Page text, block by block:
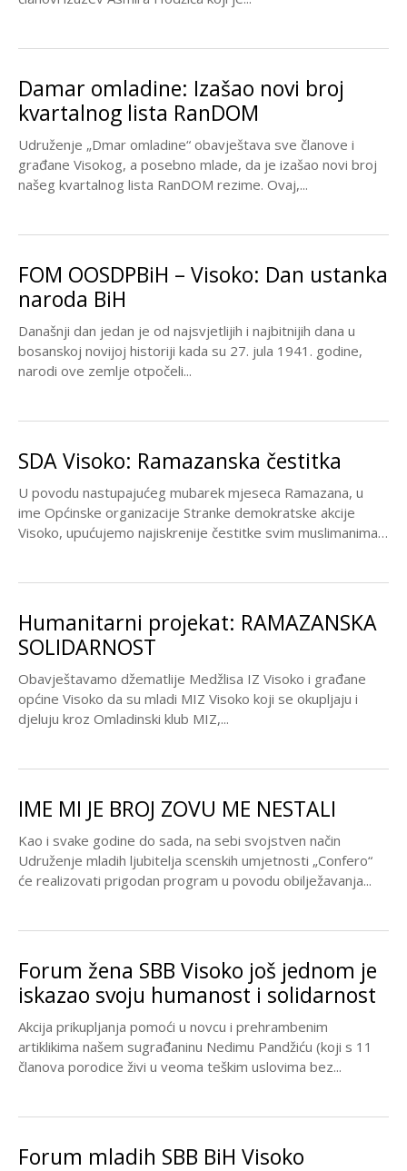
Damar omladine: Izašao novi broj
kvartalnog lista RanDOM
Udruženje „Dmar omladine“ obavještava sve članove i
građane Visokog, a posebno mlade, da je izašao novi broj
našeg kvartalnog lista RanDOM rezime. Ovaj,...
FOM OOSDPBiH – Visoko: Dan ustanka
naroda BiH
Današnji dan jedan je od najsvjetlijih i najbitnijih dana u
bosanskoj novijoj historiji kada su 27. jula 1941. godine,
narodi ove zemlje otpočeli...
SDA Visoko: Ramazanska čestitka
U povodu nastupajućeg mubarek mjeseca Ramazana, u
ime Općinske organizacije Stranke demokratske akcije
Visoko, upućujemo najiskrenije čestitke svim muslimanima i
Humanitarni projekat: RAMAZANSKA
SOLIDARNOST
Obavještavamo džematlije Medžlisa IZ Visoko i građane
općine Visoko da su mladi MIZ Visoko koji se okupljaju i
djeluju kroz Omladinski klub MIZ,...
IME MI JE BROJ ZOVU ME NESTALI
Kao i svake godine do sada, na sebi svojstven način
Udruženje mladih ljubitelja scenskih umjetnosti „Confero“
će realizovati prigodan program u povodu obilježavanja...
Forum žena SBB Visoko još jednom je
iskazao svoju humanost i solidarnost
Akcija prikupljanja pomoći u novcu i prehrambenim
artiklikima našem sugrađaninu Nedimu Pandžiću (koji s 11
članova porodice živi u veoma teškim uslovima bez...
Forum mladih SBB BiH Visoko